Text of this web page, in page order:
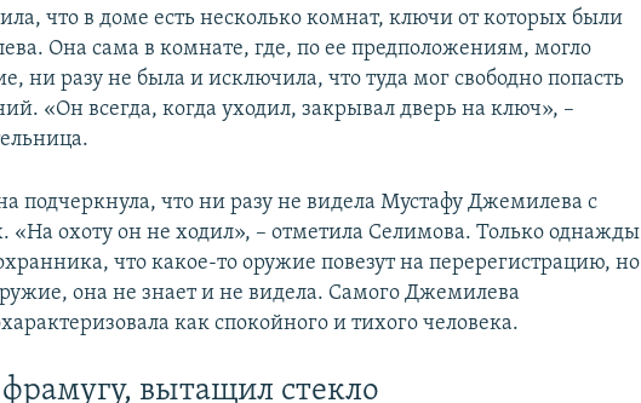
что в доме есть несколько комнат, ключи от которых были
Она сама в комнате, где, по ее предположениям, могло
ни разу не была и исключила, что туда мог свободно попасть
«Он всегда, когда уходил, закрывал дверь на ключ», –
подчеркнула, что ни разу не видела Мустафу Джемилева с
«На охоту он не ходил», – отметила Селимова. Только однажды
что какое-то оружие повезут на перерегистрацию, но
она не знает и не видела. Самого Джемилева
как спокойного и тихого человека.
вытащил стекло